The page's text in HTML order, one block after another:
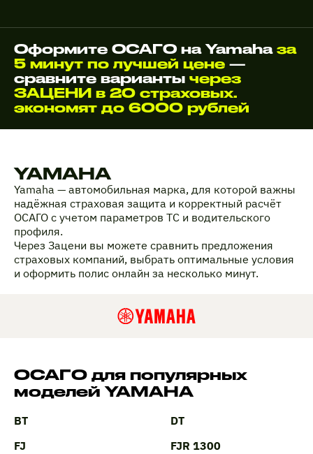
Оформите ОСАГО на Yamaha за
5 минут по лучшей цене —
сравните варианты через
ЗАЦЕНИ в 20 страховых.
экономят до 6000 рублей
YAMAHA
Yamaha — автомобильная марка, для которой важны
надёжная страховая защита и корректный расчёт
ОСАГО с учетом параметров ТС и водительского
профиля.
Через Зацени вы можете сравнить предложения
страховых компаний, выбрать оптимальные условия
и оформить полис онлайн за несколько минут.
ОСАГО для популярных
моделей YAMAHA
BT
DT
FJ
FJR 1300